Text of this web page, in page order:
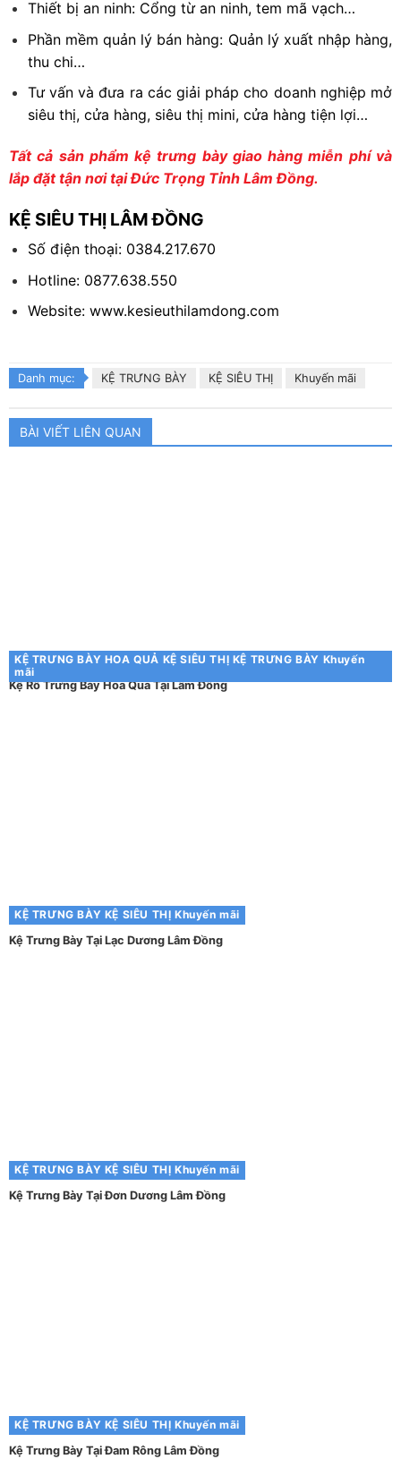
Thiết bị an ninh: Cổng từ an ninh, tem mã vạch…
Phần mềm quản lý bán hàng: Quản lý xuất nhập hàng,
thu chi…
Tư vấn và đưa ra các giải pháp cho doanh nghiệp mở
siêu thị, cửa hàng, siêu thị mini, cửa hàng tiện lợi…
Tất cả sản phẩm kệ trưng bày giao hàng miễn phí và
lắp đặt tận nơi tại Đức Trọng Tỉnh Lâm Đồng.
KỆ SIÊU THỊ LÂM ĐỒNG
Số điện thoại: 0384.217.670
Hotline: 0877.638.550
Website: www.kesieuthilamdong.com
Danh mục: KỆ TRƯNG BÀY KỆ SIÊU THỊ Khuyến mãi
BÀI VIẾT LIÊN QUAN
KỆ TRƯNG BÀY HOA QUẢ KỆ SIÊU THỊ KỆ TRƯNG BÀY Khuyến
mãi
Kệ Rổ Trưng Bày Hoa Quả Tại Lâm Đồng
KỆ TRƯNG BÀY KỆ SIÊU THỊ Khuyến mãi
Kệ Trưng Bày Tại Lạc Dương Lâm Đồng
KỆ TRƯNG BÀY KỆ SIÊU THỊ Khuyến mãi
Kệ Trưng Bày Tại Đơn Dương Lâm Đồng
KỆ TRƯNG BÀY KỆ SIÊU THỊ Khuyến mãi
Kệ Trưng Bày Tại Đam Rông Lâm Đồng